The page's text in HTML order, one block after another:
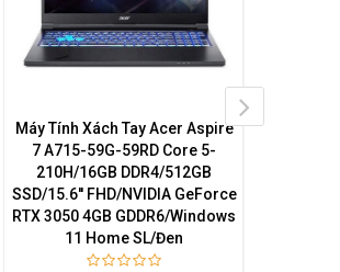
Máy Tính Xách Tay Acer Aspire
7 A715-59G-59RD Core 5-
210H/16GB DDR4/512GB
SSD/15.6'' FHD/NVIDIA GeForce
RTX 3050 4GB GDDR6/Windows
11 Home SL/Đen
Máy Tính